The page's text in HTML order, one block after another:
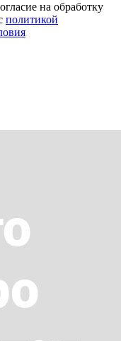
на обработку
политикой